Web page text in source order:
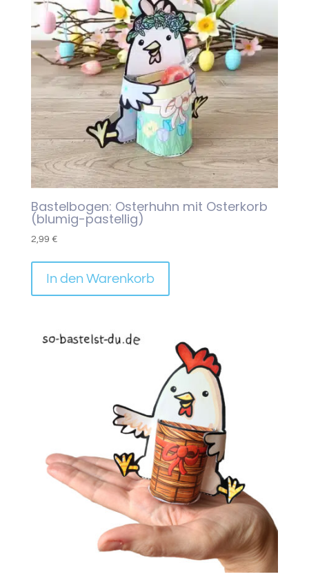
Bastelbogen: Osterhuhn mit Osterkorb
(blumig-pastellig)
2,99 €
In den Warenkorb